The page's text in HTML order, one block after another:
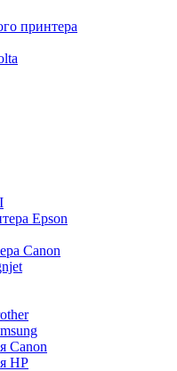
принтера
Epson
Canon
Canon
HP